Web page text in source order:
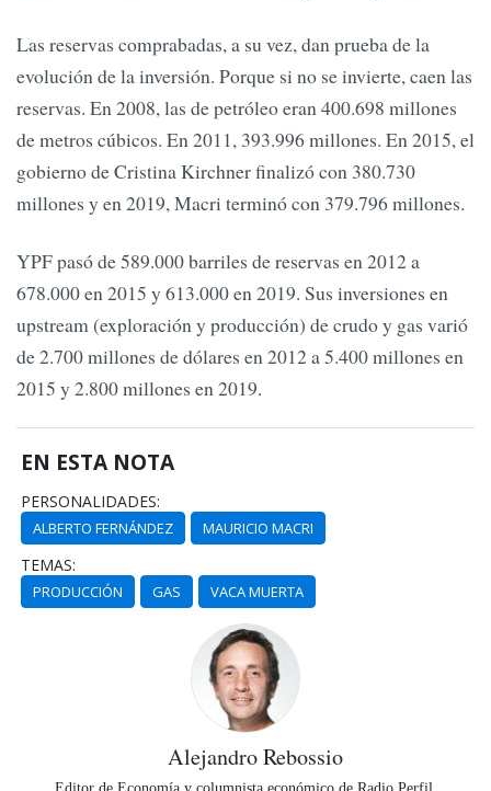
Las reservas comprabadas, a su vez, dan prueba de la
evolución de la inversión. Porque si no se invierte, caen las
reservas. En 2008, las de petróleo eran 400.698 millones
de metros cúbicos. En 2011, 393.996 millones. En 2015, el
gobierno de Cristina Kirchner finalizó con 380.730
millones y en 2019, Macri terminó con 379.796 millones.
YPF pasó de 589.000 barriles de reservas en 2012 a
678.000 en 2015 y 613.000 en 2019. Sus inversiones en
upstream (exploración y producción) de crudo y gas varió
de 2.700 millones de dólares en 2012 a 5.400 millones en
2015 y 2.800 millones en 2019.
EN ESTA NOTA
PERSONALIDADES:
ALBERTO FERNÁNDEZ MAURICIO MACRI
TEMAS:
PRODUCCIÓN GAS VACA MUERTA
Alejandro Rebossio